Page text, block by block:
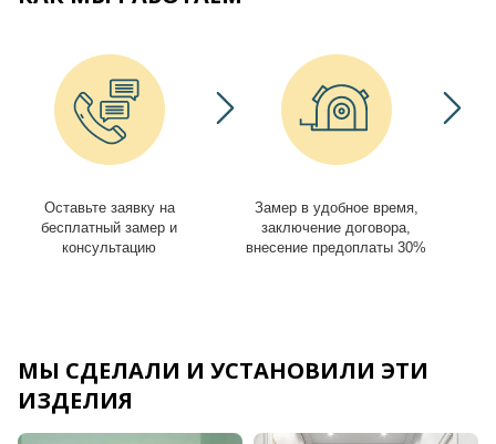
Оставьте заявку на
бесплатный замер и
консультацию
Замер в удобное время,
заключение договора,
внесение предоплаты 30%
МЫ СДЕЛАЛИ И УСТАНОВИЛИ ЭТИ
ИЗДЕЛИЯ